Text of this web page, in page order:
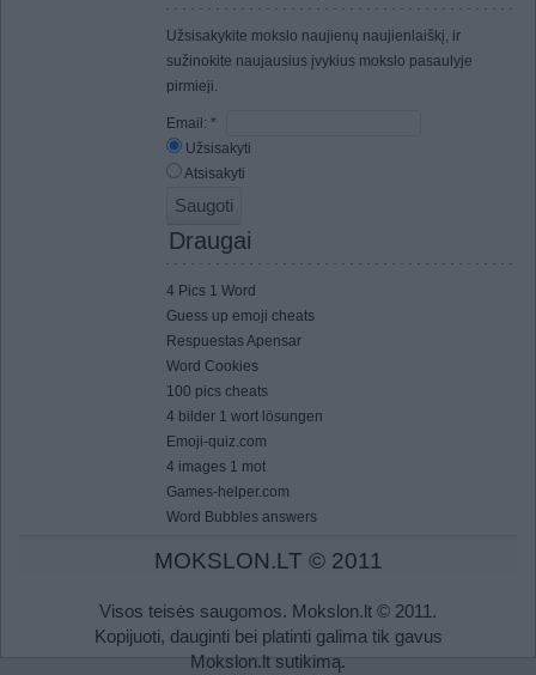
Užsisakykite mokslo naujienų naujienlaiškį, ir
sužinokite naujausius įvykius mokslo pasaulyje
pirmieji.
Email: *
Užsisakyti
Atsisakyti
Draugai
4 Pics 1 Word
Guess up emoji cheats
Respuestas Apensar
Word Cookies
100 pics cheats
4 bilder 1 wort lösungen
Emoji-quiz.com
4 images 1 mot
Games-helper.com
Word Bubbles answers
MOKSLON.LT © 2011
Visos teisės saugomos. Mokslon.lt © 2011.
Kopijuoti, dauginti bei platinti galima tik gavus
Mokslon.lt sutikimą.